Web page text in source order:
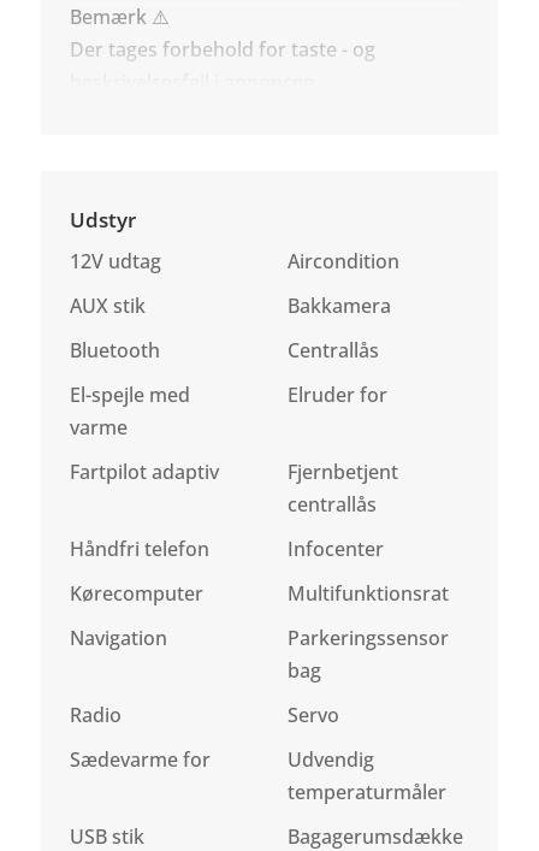
Bemærk ⚠️
Der tages forbehold for taste - og
Udstyr
12V udtag
Aircondition
AUX stik
Bakkamera
Bluetooth
Centrallås
El-spejle med
varme
Elruder for
Fartpilot adaptiv
Fjernbetjent
centrallås
Håndfri telefon
Infocenter
Kørecomputer
Multifunktionsrat
Navigation
Parkeringssensor
bag
Radio
Servo
Sædevarme for
Udvendig
temperaturmåler
USB stik
Bagagerumsdække